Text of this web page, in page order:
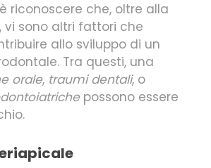
riconoscere che, oltre alla
vi sono altri fattori che
allo sviluppo di un
Tra questi, una
orale, traumi dentali, o
possono essere